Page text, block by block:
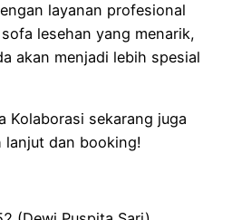
layanan profesional
lesehan yang menarik,
akan menjadi lebih spesial
Kolaborasi sekarang juga
lanjut dan booking!